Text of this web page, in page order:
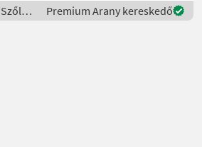
Breitenverstellung im
Laubschn
Szőlészeti
gépek /
Premium Arany kereskedő